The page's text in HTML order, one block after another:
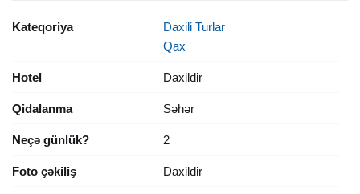
Kateqoriya
Daxili Turlar
Qax
Hotel Daxildir
Qidalanma Səhər
Neçə günlük? 2
Foto çəkiliş Daxildir